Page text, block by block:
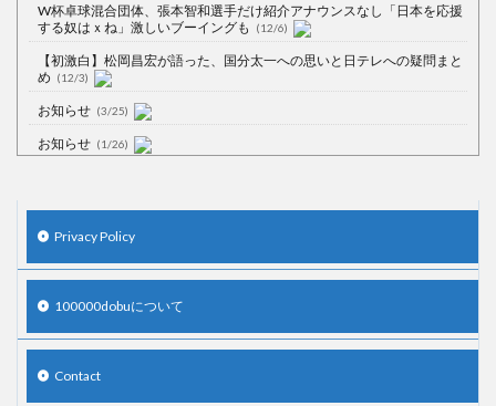
W杯卓球混合団体、張本智和選手だけ紹介アナウンスなし「日本を応援
する奴はｘね」激しいブーイングも
(12/6)
【初激白】松岡昌宏が語った、国分太一への思いと日テレへの疑問まと
め (12/3)
お知らせ (3/25)
お知らせ (1/26)
【中国】処理水の問題化狙うも不発？ASEAN関連会合で賛同広がらず
(7/13)
【韓国】54.1％「IAEA報告書を信用しない」
Privacy Policy
100000dobuについて
Contact